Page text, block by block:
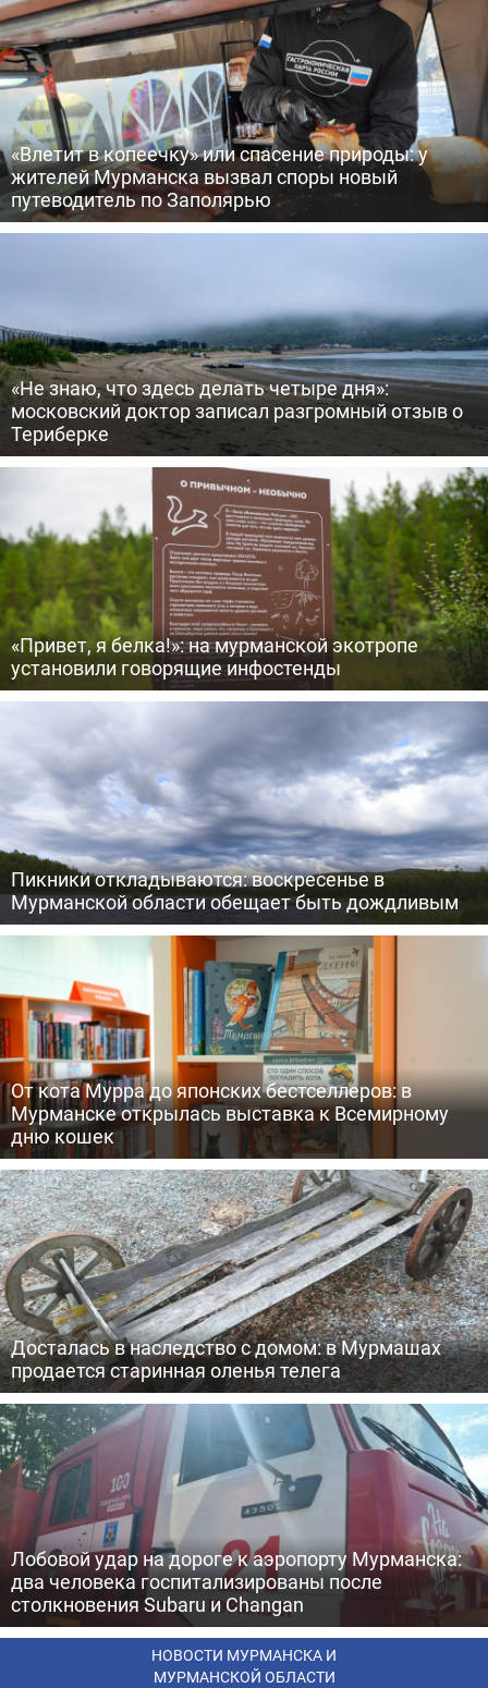
«Влетит в копеечку» или спасение природы: у
жителей Мурманска вызвал споры новый
путеводитель по Заполярью
«Не знаю, что здесь делать четыре дня»:
московский доктор записал разгромный отзыв о
Териберке
«Привет, я белка!»: на мурманской экотропе
установили говорящие инфостенды
Пикники откладываются: воскресенье в
Мурманской области обещает быть дождливым
От кота Мурра до японских бестселлеров: в
Мурманске открылась выставка к Всемирному
дню кошек
Досталась в наследство с домом: в Мурмашах
продается старинная оленья телега
Лобовой удар на дороге к аэропорту Мурманска:
два человека госпитализированы после
столкновения Subaru и Changan
НОВОСТИ МУРМАНСКА И
МУРМАНСКОЙ ОБЛАСТИ